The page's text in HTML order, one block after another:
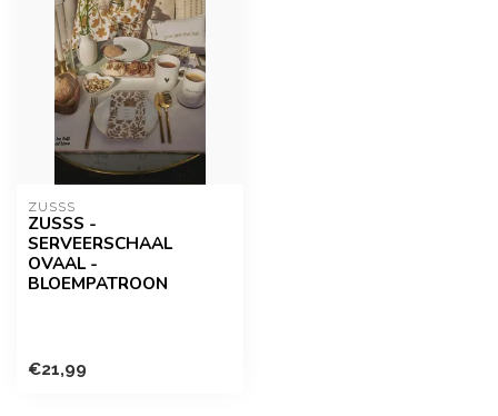
ZUSSS
ZUSSS -
SERVEERSCHAAL
OVAAL -
BLOEMPATROON
€21,99